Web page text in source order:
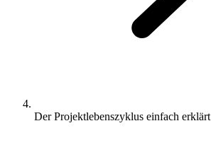
Der Projektlebenszyklus einfach erklärt